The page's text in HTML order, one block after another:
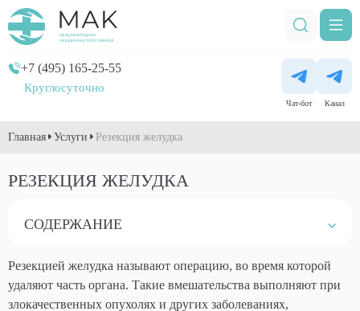
Круглосуточно
+7 (495) 165-25-55
Чат-бот Канал
Главная Услуги Резекция желудка
РЕЗЕКЦИЯ ЖЕЛУДКА
СОДЕРЖАНИЕ
Резекцией желудка называют операцию, во время которой
удаляют часть органа. Такие вмешательства выполняют при
злокачественных опухолях и других заболеваниях,